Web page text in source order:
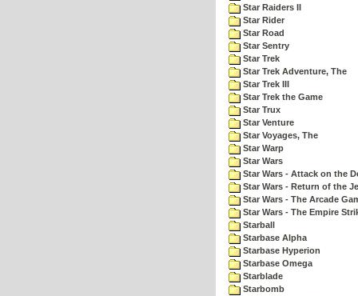
Star Raiders II
Star Rider
Star Road
Star Sentry
Star Trek
Star Trek Adventure, The
Star Trek III
Star Trek the Game
Star Trux
Star Venture
Star Voyages, The
Star Warp
Star Wars
Star Wars - Attack on the
Star Wars - Return of the
Star Wars - The Arcade
Star Wars - The Empire
Starball
Starbase Alpha
Starbase Hyperion
Starbase Omega
Starblade
Starbomb